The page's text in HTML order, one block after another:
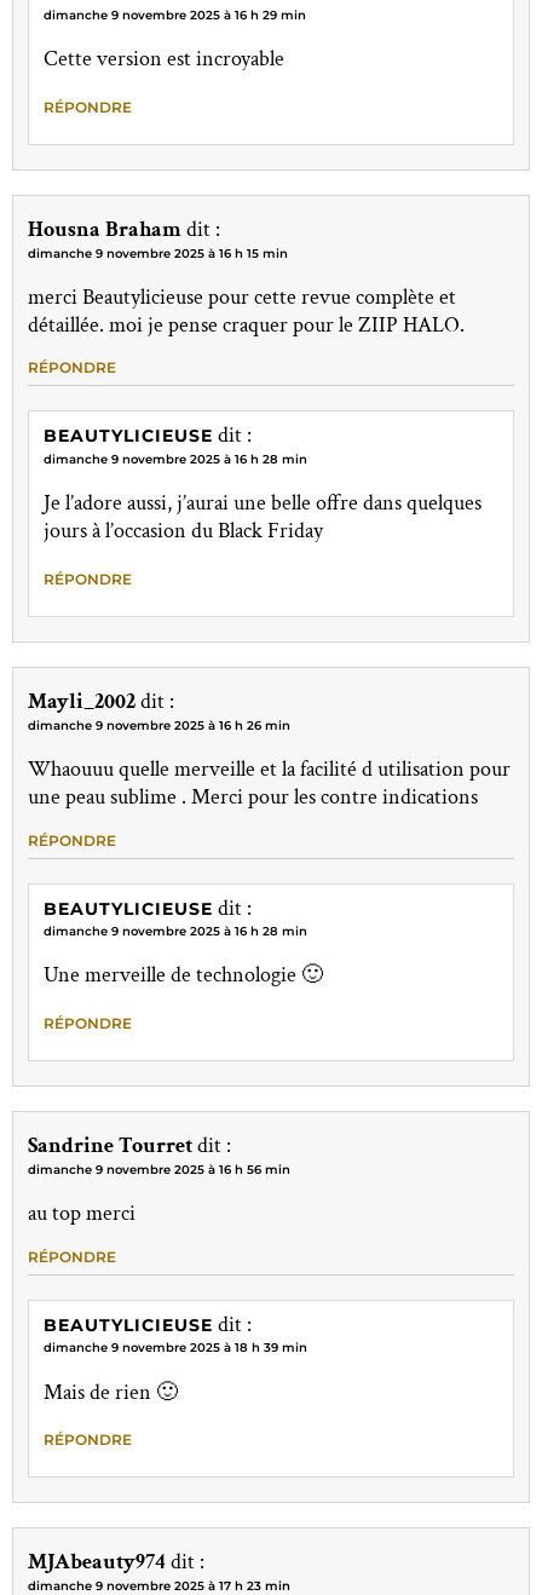
dimanche 9 novembre 2025 à 16 h 29 min
Cette version est incroyable
RÉPONDRE
Housna Brahamdit :
dimanche 9 novembre 2025 à 16 h 15 min
merci Beautylicieuse pour cette revue complète et
détaillée. moi je pense craquer pour le ZIIP HALO.
RÉPONDRE
BEAUTYLICIEUSE dit :
dimanche 9 novembre 2025 à 16 h 28 min
Je l’adore aussi, j’aurai une belle offre dans quelques
jours à l’occasion du Black Friday
RÉPONDRE
Mayli_2002dit :
dimanche 9 novembre 2025 à 16 h 26 min
Whaouuu quelle merveille et la facilité d utilisation pour
une peau sublime . Merci pour les contre indications
RÉPONDRE
BEAUTYLICIEUSE dit :
dimanche 9 novembre 2025 à 16 h 28 min
Une merveille de technologie 🙂
RÉPONDRE
Sandrine Tourretdit :
dimanche 9 novembre 2025 à 16 h 56 min
au top merci
RÉPONDRE
BEAUTYLICIEUSE dit :
dimanche 9 novembre 2025 à 18 h 39 min
Mais de rien 🙂
RÉPONDRE
MJAbeauty974dit :
dimanche 9 novembre 2025 à 17 h 23 min